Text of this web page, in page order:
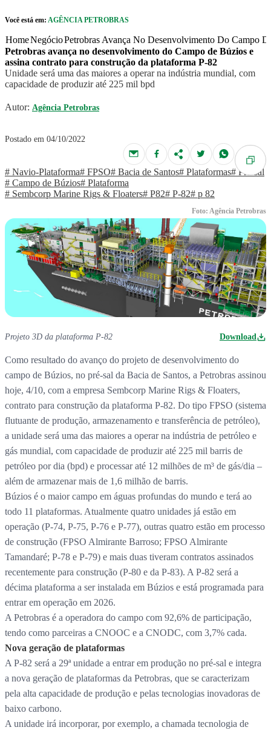
Você está em: AGÊNCIA PETROBRAS
HomeNegócioPetrobras Avança No Desenvolvimento Do Campo
Petrobras avança no desenvolvimento do Campo de Búzios e
assina contrato para construção da plataforma P-82
Unidade será uma das maiores a operar na indústria mundial, com
capacidade de produzir até 225 mil bpd
Autor: Agência Petrobras
Postado em 04/10/2022
# Navio-Plataforma# FPSO# Bacia de Santos# Plataformas# Pré-sal
# Campo de Búzios# Plataforma
# Sembcorp Marine Rigs & Floaters# P82# P-82# p 82
Foto: Agência Petrobras
Projeto 3D da plataforma P-82 Download
Como resultado do avanço do projeto de desenvolvimento do
campo de Búzios, no pré-sal da Bacia de Santos, a Petrobras assinou
hoje, 4/10, com a empresa Sembcorp Marine Rigs & Floaters,
contrato para construção da plataforma P-82. Do tipo FPSO (sistema
flutuante de produção, armazenamento e transferência de petróleo),
a unidade será uma das maiores a operar na indústria de petróleo e
gás mundial, com capacidade de produzir até 225 mil barris de
petróleo por dia (bpd) e processar até 12 milhões de m³ de gás/dia –
além de armazenar mais de 1,6 milhão de barris.
Búzios é o maior campo em águas profundas do mundo e terá ao
todo 11 plataformas. Atualmente quatro unidades já estão em
operação (P-74, P-75, P-76 e P-77), outras quatro estão em processo
de construção (FPSO Almirante Barroso; FPSO Almirante
Tamandaré; P-78 e P-79) e mais duas tiveram contratos assinados
recentemente para construção (P-80 e da P-83). A P-82 será a
décima plataforma a ser instalada em Búzios e está programada para
entrar em operação em 2026.
A Petrobras é a operadora do campo com 92,6% de participação,
tendo como parceiras a CNOOC e a CNODC, com 3,7% cada.
Nova geração de plataformas
A P-82 será a 29ª unidade a entrar em produção no pré-sal e integra
a nova geração de plataformas da Petrobras, que se caracterizam
pela alta capacidade de produção e pelas tecnologias inovadoras de
baixo carbono.
A unidade irá incorporar, por exemplo, a chamada tecnologia de
caixa de cookies